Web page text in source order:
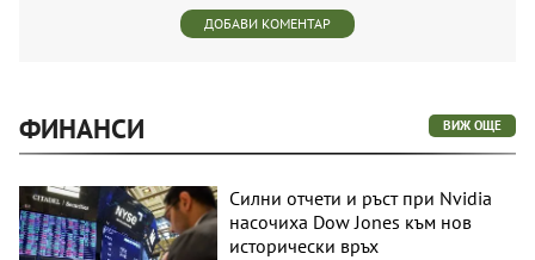
ДОБАВИ КОМЕНТАР
ФИНАНСИ ВИЖ ОЩЕ
Силни отчети и ръст при Nvidia
насочиха Dow Jones към нов
исторически връх